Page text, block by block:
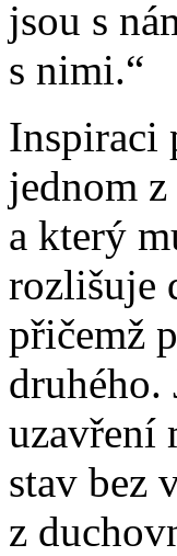
jsou s
s nimi.“
Inspiraci
jednom
a který
rozlišuje
přičemž
druhého.
uzavření
stav bez
z